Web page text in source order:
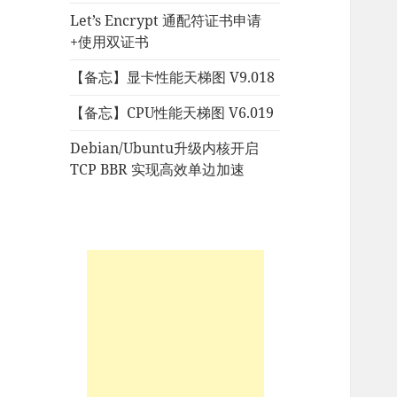
Let’s Encrypt 通配符证书申请
+使用双证书
【备忘】显卡性能天梯图 V9.018
【备忘】CPU性能天梯图 V6.019
Debian/Ubuntu升级内核开启
TCP BBR 实现高效单边加速